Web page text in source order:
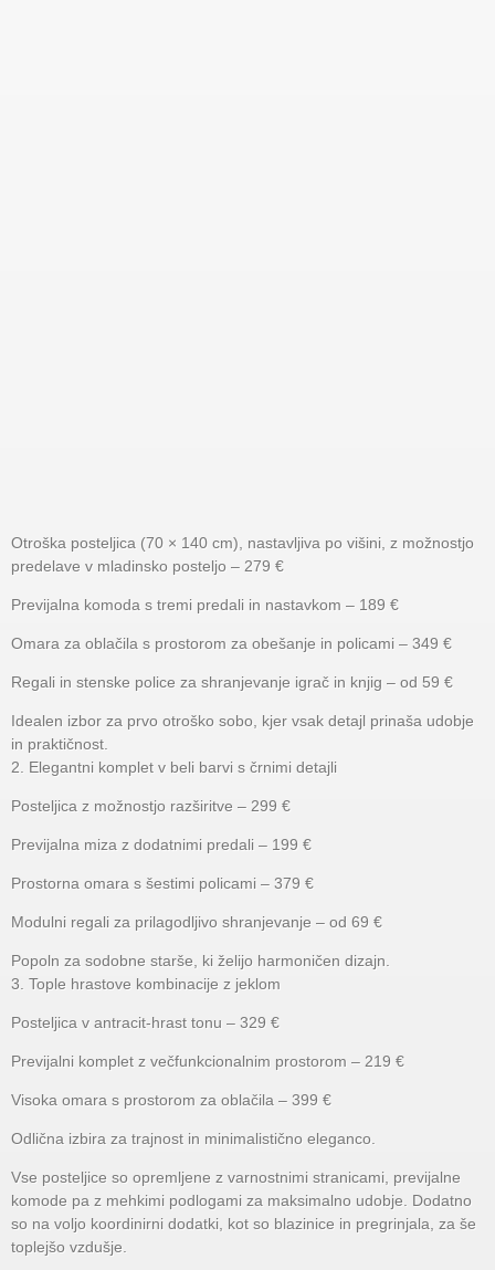
Otroška posteljica (70 × 140 cm), nastavljiva po višini, z možnostjo
predelave v mladinsko posteljo – 279 €
Previjalna komoda s tremi predali in nastavkom – 189 €
Omara za oblačila s prostorom za obešanje in policami – 349 €
Regali in stenske police za shranjevanje igrač in knjig – od 59 €
Idealen izbor za prvo otroško sobo, kjer vsak detajl prinaša udobje
in praktičnost.
2. Elegantni komplet v beli barvi s črnimi detajli
Posteljica z možnostjo razširitve – 299 €
Previjalna miza z dodatnimi predali – 199 €
Prostorna omara s šestimi policami – 379 €
Modulni regali za prilagodljivo shranjevanje – od 69 €
Popoln za sodobne starše, ki želijo harmoničen dizajn.
3. Tople hrastove kombinacije z jeklom
Posteljica v antracit-hrast tonu – 329 €
Previjalni komplet z večfunkcionalnim prostorom – 219 €
Visoka omara s prostorom za oblačila – 399 €
Odlična izbira za trajnost in minimalistično eleganco.
Vse posteljice so opremljene z varnostnimi stranicami, previjalne
komode pa z mehkimi podlogami za maksimalno udobje. Dodatno
so na voljo koordinirni dodatki, kot so blazinice in pregrinjala, za še
toplejšo vzdušje.